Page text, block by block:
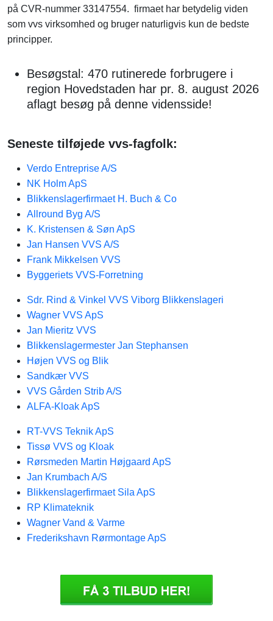
på CVR-nummer 33147554. firmaet har betydelig viden
som vvs virksomhed og bruger naturligvis kun de bedste
principper.
Besøgstal: 470 rutinerede forbrugere i
region Hovedstaden har pr. 8. august 2026
aflagt besøg på denne vidensside!
Seneste tilføjede vvs-fagfolk:
Verdo Entreprise A/S
NK Holm ApS
Blikkenslagerfirmaet H. Buch & Co
Allround Byg A/S
K. Kristensen & Søn ApS
Jan Hansen VVS A/S
Frank Mikkelsen VVS
Byggeriets VVS-Forretning
Sdr. Rind & Vinkel VVS Viborg Blikkenslageri
Wagner VVS ApS
Jan Mieritz VVS
Blikkenslagermester Jan Stephansen
Højen VVS og Blik
Sandkær VVS
VVS Gården Strib A/S
ALFA-Kloak ApS
RT-VVS Teknik ApS
Tissø VVS og Kloak
Rørsmeden Martin Højgaard ApS
Jan Krumbach A/S
Blikkenslagerfirmaet Sila ApS
RP Klimateknik
Wagner Vand & Varme
Frederikshavn Rørmontage ApS